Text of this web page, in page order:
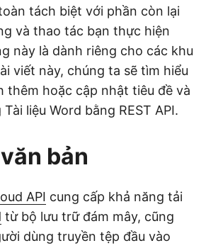
tách biệt với phần còn lại
và thao tác bạn thực hiện
này là dành riêng cho các khu
viết này, chúng ta sẽ tìm hiểu
thêm hoặc cập nhật tiêu đề và
liệu Word bằng REST API.
bản
API cung cấp khả năng tải
từ bộ lưu trữ đám mây, cũng
dùng truyền tệp đầu vào